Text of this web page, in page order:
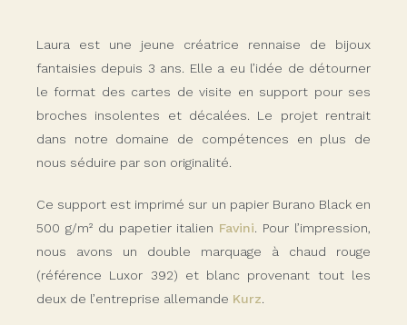
Laura est une jeune créatrice rennaise de bijoux
fantaisies depuis 3 ans. Elle a eu l’idée de détourner
le format des cartes de visite en support pour ses
broches insolentes et décalées. Le projet rentrait
dans notre domaine de compétences en plus de
nous séduire par son originalité.
Ce support est imprimé sur un papier Burano Black en
500 g/m² du papetier italien Favini. Pour l’impression,
nous avons un double marquage à chaud rouge
(référence Luxor 392) et blanc provenant tout les
deux de l’entreprise allemande Kurz.